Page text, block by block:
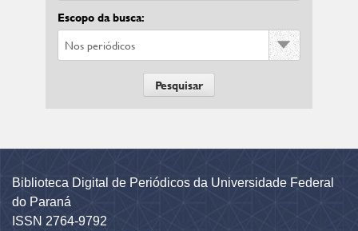
Escopo da busca:
Biblioteca Digital de Periódicos da Universidade Federal
do Paraná
ISSN 2764-9792